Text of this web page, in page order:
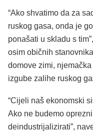
“Ako shvatimo da za
ruskog gasa, onda je
ponašati u skladu s
osim običnih
domove zimi,
izgube zalihe ruskog
“Cijeli naš ekonomski
Ako ne budemo
deindustrijalizirati”,